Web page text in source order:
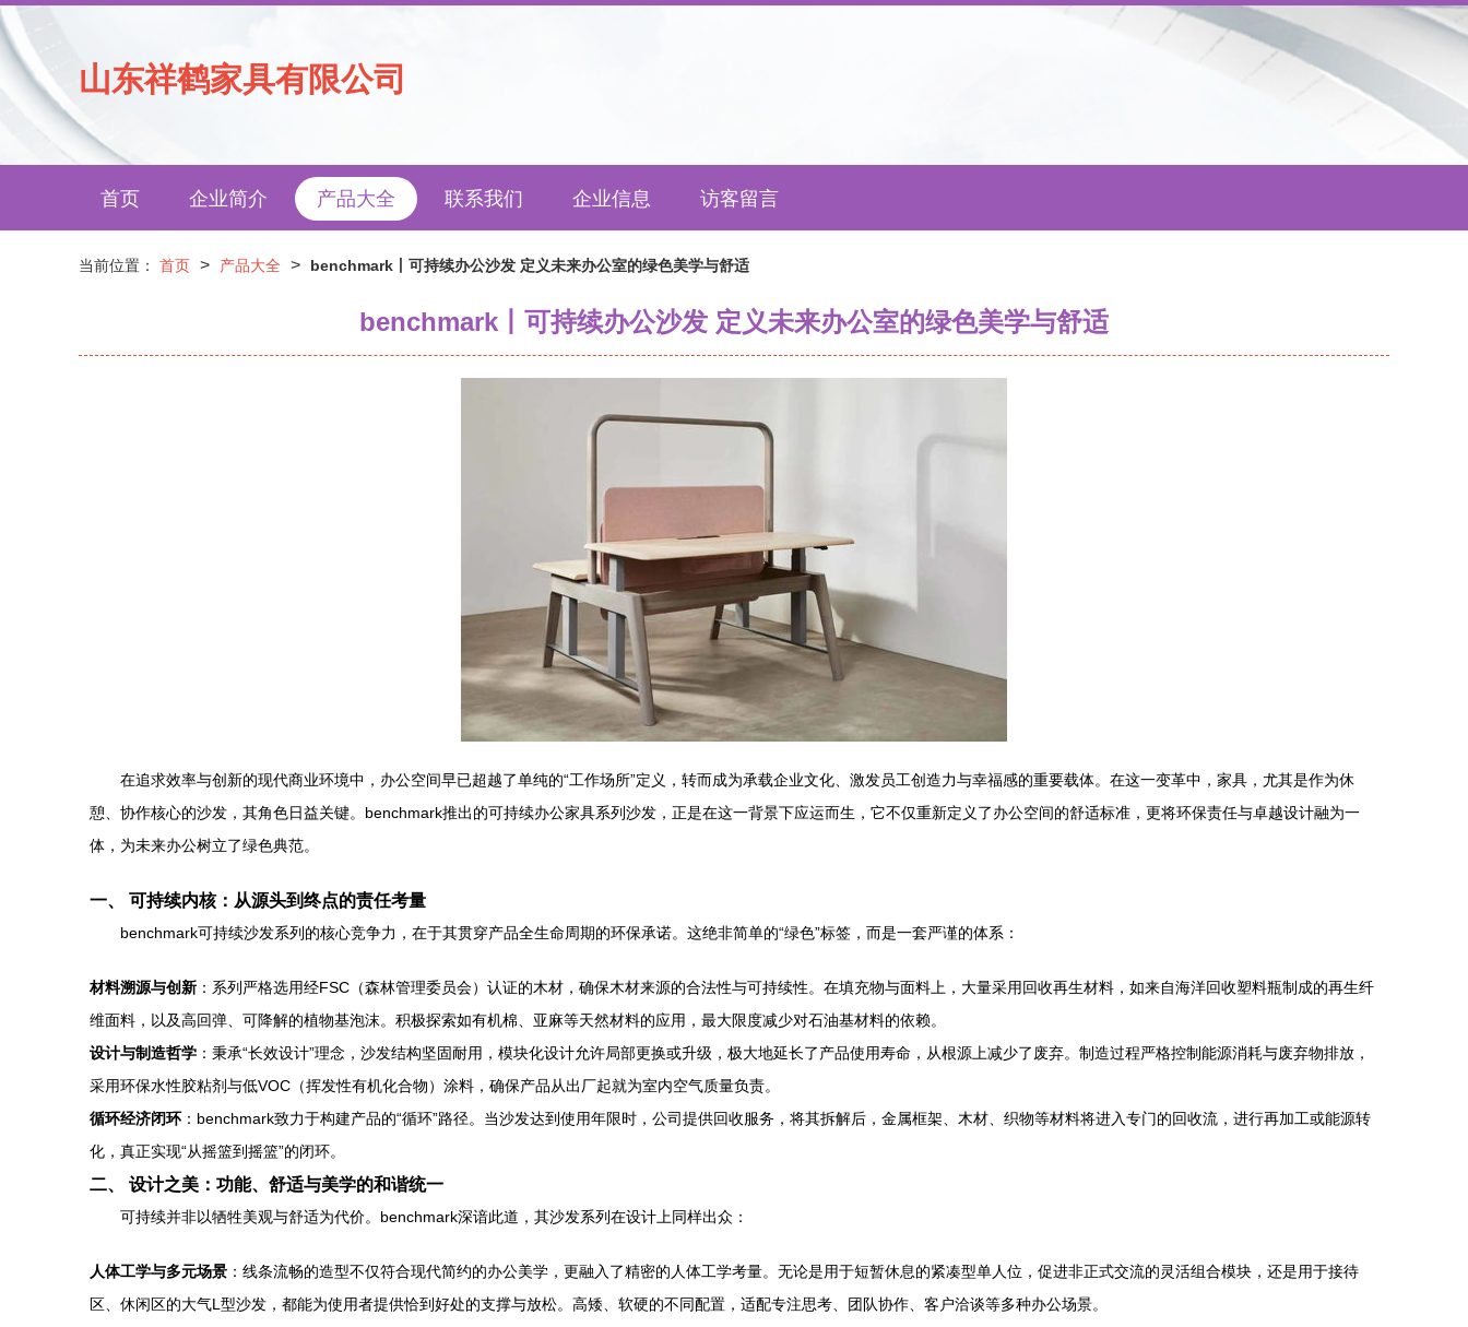
山东祥鹤家具有限公司
首页 企业简介 产品大全 联系我们 企业信息 访客留言
当前位置： 首页 > 产品大全 > benchmark丨可持续办公沙发 定义未来办公室的绿色美学与舒适
benchmark丨可持续办公沙发 定义未来办公室的绿色美学与舒适
在追求效率与创新的现代商业环境中，办公空间早已超越了单纯的“工作场所”定义，转而成为承载企业文化、激发员工创造力与幸福感的重要载体。在这一变革中，家具，尤其是作为休
憩、协作核心的沙发，其角色日益关键。benchmark推出的可持续办公家具系列沙发，正是在这一背景下应运而生，它不仅重新定义了办公空间的舒适标准，更将环保责任与卓越设计融为一
体，为未来办公树立了绿色典范。
一、 可持续内核：从源头到终点的责任考量
benchmark可持续沙发系列的核心竞争力，在于其贯穿产品全生命周期的环保承诺。这绝非简单的“绿色”标签，而是一套严谨的体系：
材料溯源与创新 ：系列严格选用经FSC（森林管理委员会）认证的木材，确保木材来源的合法性与可持续性。在填充物与面料上，大量采用回收再生材料，如来自海洋回收塑料瓶制成的再生纤
维面料，以及高回弹、可降解的植物基泡沫。积极探索如有机棉、亚麻等天然材料的应用，最大限度减少对石油基材料的依赖。
设计与制造哲学 ：秉承“长效设计”理念，沙发结构坚固耐用，模块化设计允许局部更换或升级，极大地延长了产品使用寿命，从根源上减少了废弃。制造过程严格控制能源消耗与废弃物排放，
采用环保水性胶粘剂与低VOC（挥发性有机化合物）涂料，确保产品从出厂起就为室内空气质量负责。
循环经济闭环：benchmark致力于构建产品的“循环”路径。当沙发达到使用年限时，公司提供回收服务，将其拆解后，金属框架、木材、织物等材料将进入专门的回收流，进行再加工或能源转
化，真正实现“从摇篮到摇篮”的闭环。
二、 设计之美：功能、舒适与美学的和谐统一
可持续并非以牺牲美观与舒适为代价。benchmark深谙此道，其沙发系列在设计上同样出众：
人体工学与多元场景 ：线条流畅的造型不仅符合现代简约的办公美学，更融入了精密的人体工学考量。无论是用于短暂休息的紧凑型单人位，促进非正式交流的灵活组合模块，还是用于接待
区、休闲区的大气L型沙发，都能为使用者提供恰到好处的支撑与放松。高矮、软硬的不同配置，适配专注思考、团队协作、客户洽谈等多种办公场景。